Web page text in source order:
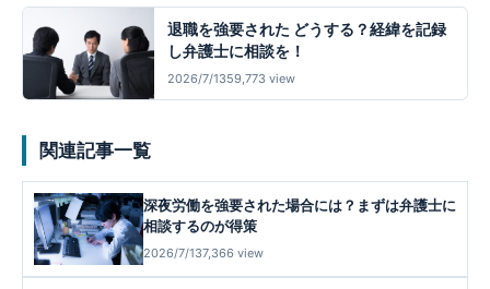
退職を強要された どうする？経緯を記録
し弁護士に相談を！
2026/7/1359,773 view
関連記事一覧
深夜労働を強要された場合には？まずは弁護士に
相談するのが得策
2026/7/137,366 view